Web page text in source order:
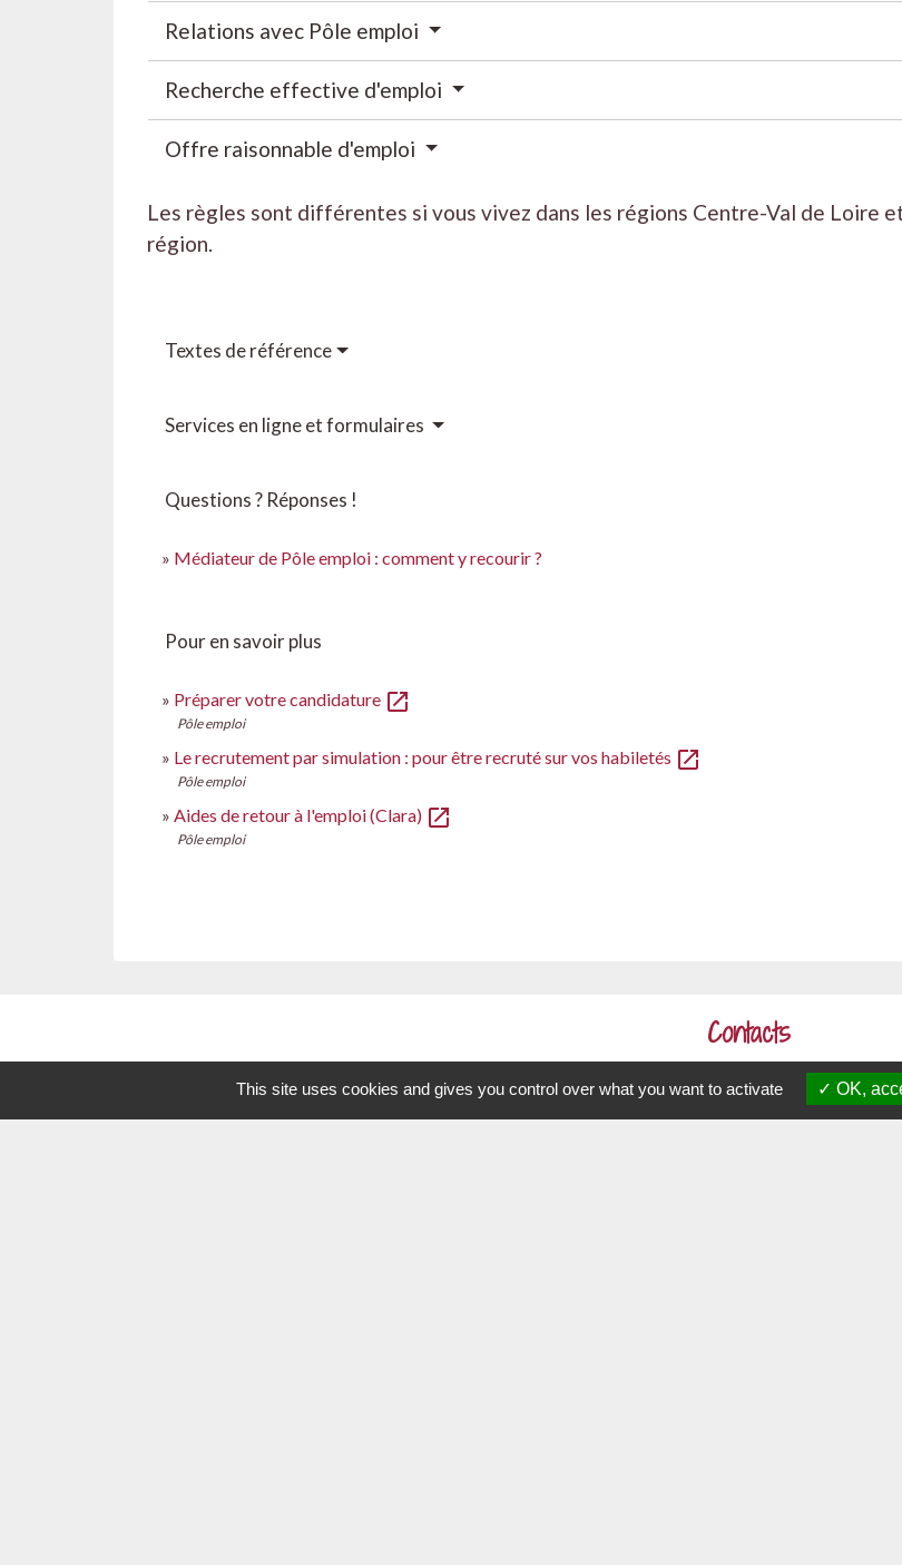
Relations avec Pôle emploi
Recherche effective d'emploi
Offre raisonnable d'emploi
Les règles sont différentes si vous vivez dans les régions Centre-Val de Loire
région.
Textes de référence
Services en ligne et formulaires
Questions ? Réponses !
Médiateur de Pôle emploi : comment y recourir ?
Pour en savoir plus
Préparer votre candidature open_in_new
Pôle emploi
Le recrutement par simulation : pour être recruté sur vos habiletés open_in_new
Pôle emploi
Aides de retour à l'emploi (Clara) open_in_new
Pôle emploi
Contacts
Commune de La Chapelle-
1, rue de l'Ecole
This site uses cookies and gives you control over what you want to activate OK,